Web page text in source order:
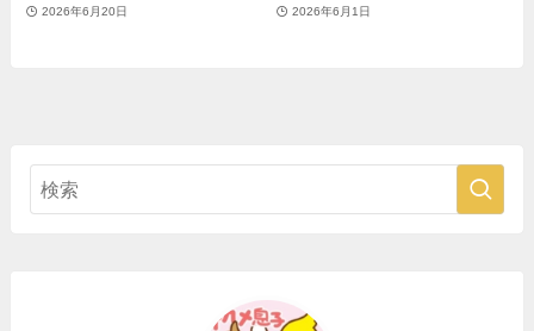
2026年6月20日 2026年6月1日